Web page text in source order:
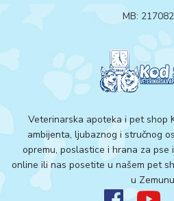
MB:
Veterinarska apoteka i pet shop
ambijenta, ljubaznog i stručnog
opremu, poslastice i hrana za pse
online ili nas posetite u našem pet
u